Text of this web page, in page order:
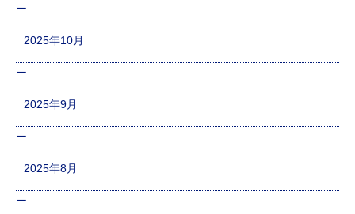
2025年10月
2025年9月
2025年8月